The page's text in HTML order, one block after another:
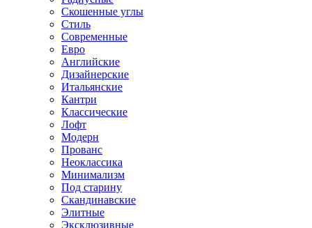
Скошенные углы
Стиль
Современные
Евро
Английские
Дизайнерские
Итальянские
Кантри
Классические
Лофт
Модерн
Прованс
Неоклассика
Минимализм
Под старину
Скандинавские
Элитные
Эксклюзивные